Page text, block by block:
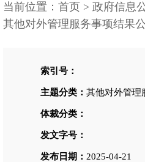
当前位置： 首页 > 政府信息
其他对外管理服务事项结果
索引号：
主题分类： 其他对外管理
体裁分类：
发文字号：
发布日期： 2025-04-21